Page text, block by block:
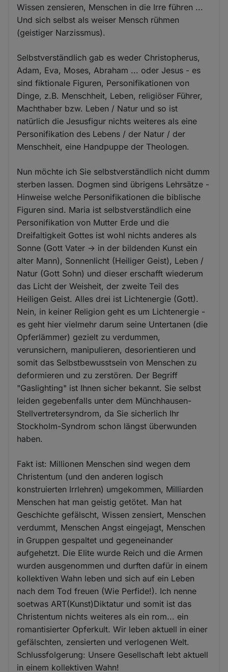
Wissen zensieren, Menschen in die Irre führen ...
Und sich selbst als weiser Mensch rühmen
(geistiger Narzissmus).
Selbstverständlich gab es weder Christopherus,
Adam, Eva, Moses, Abraham ... oder Jesus - es
sind fiktionale Figuren, Personifikationen von
Dinge, z.B. Menschheit, Leben, religiöser Führer,
Machthaber bzw. Leben / Natur und so ist
natürlich die Jesusfigur nichts weiteres als eine
Personifikation des Lebens / der Natur / der
Menschheit, eine Handpuppe der Theologen.
Nun möchte ich Sie selbstverständlich nicht dumm
sterben lassen. Dogmen sind übrigens Lehrsätze -
Hinweise welche Personifikationen die biblische
Figuren sind. Maria ist selbstverständlich eine
Personifikation von Mutter Erde und die
Dreifaltigkeit Gottes ist wohl nichts anderes als
Sonne (Gott Vater -> in der bildenden Kunst ein
alter Mann), Sonnenlicht (Heiliger Geist), Leben /
Natur (Gott Sohn) und dieser erschafft wiederum
das Licht der Weisheit, der zweite Teil des
Heiligen Geist. Alles drei ist Lichtenergie (Gott).
Nein, in keiner Religion geht es um Lichtenergie -
es geht hier vielmehr darum seine Untertanen (die
Opferlämmer) gezielt zu verdummen,
verunsichern, manipulieren, desorientieren und
somit das Selbstbewusstsein von Menschen zu
deformieren und zu zerstören. Der Begriff
"Gaslighting" ist Ihnen sicher bekannt. Sie selbst
leiden gegebenfalls unter dem Münchhausen-
Stellvertretersyndrom, da Sie sicherlich Ihr
Stockholm-Syndrom schon längst überwunden
haben.
Fakt ist: Millionen Menschen sind wegen dem
Christentum (und den anderen logisch
konstruierten Irrlehren) umgekommen, Milliarden
Menschen hat man geistig getötet. Man hat
Geschichte gefälscht, Wissen zensiert, Menschen
verdummt, Menschen Angst eingejagt, Menschen
in Gruppen gespaltet und gegeneinander
aufgehetzt. Die Elite wurde Reich und die Armen
wurden ausgenommen und durften dafür in einem
kollektiven Wahn leben und sich auf ein Leben
nach dem Tod freuen (Wie Perfide!). Ich nenne
soetwas ART(Kunst)Diktatur und somit ist das
Christentum nichts weiteres als ein rom... ein
romantisierter Opferkult. Wir leben aktuell in einer
gefälschten, zensierten und verlogenen Welt.
Schlussfolgerung: Unsere Gesellschaft lebt aktuell
in einem kollektiven Wahn!